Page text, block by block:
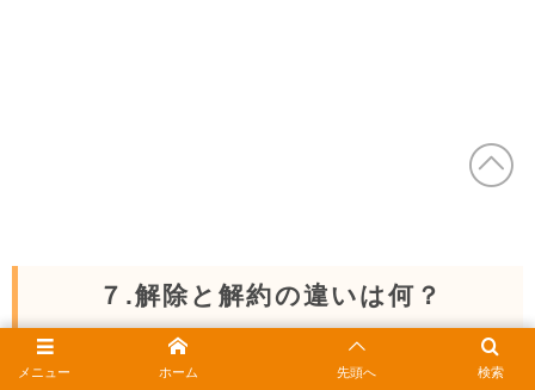
７.解除と解約の違いは何？
ニフモの手続きではよくこの二つの言葉が出てきます。
メニュー 検索
ホーム 先頭へ